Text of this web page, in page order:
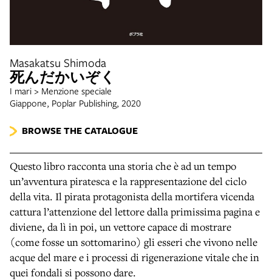
Masakatsu Shimoda
死んだかいぞく
I mari > Menzione speciale
Giappone, Poplar Publishing, 2020
BROWSE THE CATALOGUE
Questo libro racconta una storia che è ad un tempo
un’avventura piratesca e la rappresentazione del ciclo
della vita. Il pirata protagonista della mortifera vicenda
cattura l’attenzione del lettore dalla primissima pagina e
diviene, da lì in poi, un vettore capace di mostrare
(come fosse un sottomarino) gli esseri che vivono nelle
acque del mare e i processi di rigenerazione vitale che in
quei fondali si possono dare.